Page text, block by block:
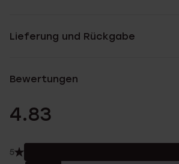
Lieferung und Rückgabe
Bewertungen
4.83
5